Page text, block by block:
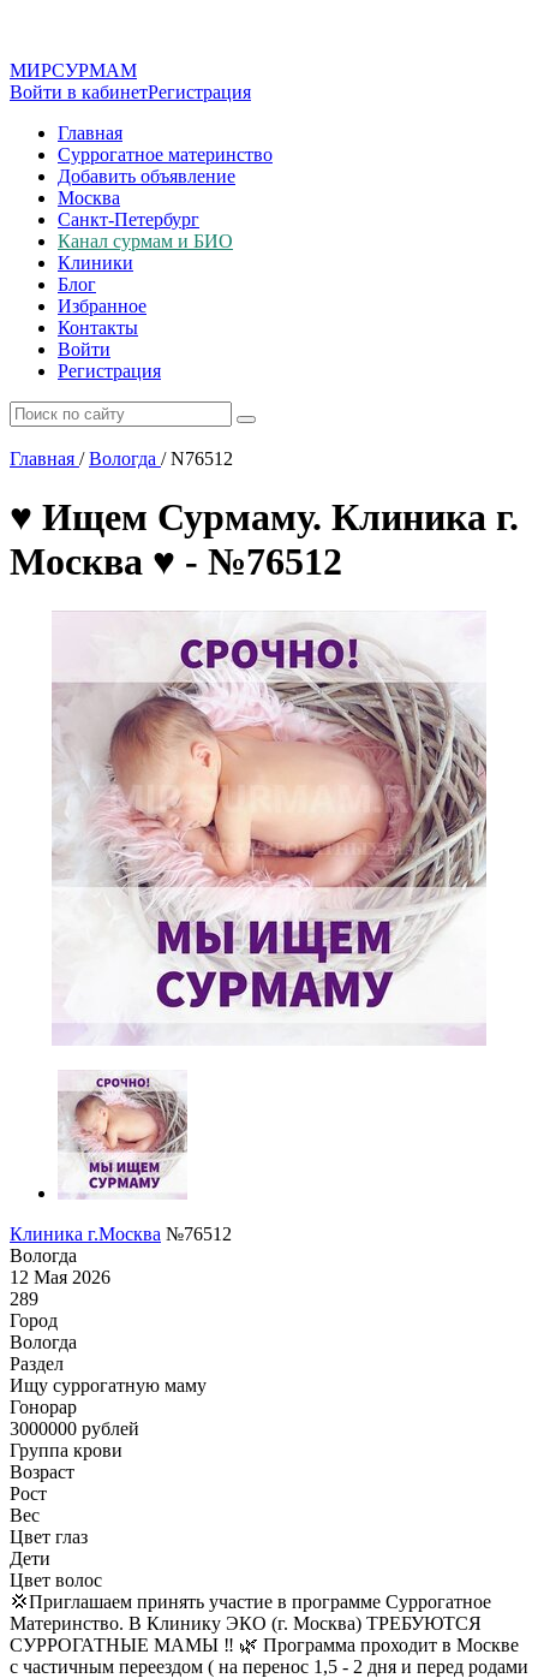
МИРСУРМАМ
Войти в кабинетРегистрация
Главная
Суррогатное материнство
Добавить объявление
Москва
Санкт-Петербург
Канал сурмам и БИО
Клиники
Блог
Избранное
Контакты
Войти
Регистрация
Главная / Вологда /N76512
♥️ Ищем Сурмаму. Клиника г.
Москва ♥️ - №76512
Клиника г.Москва №76512
Вологда
12 Мая 2026
289
Город
Вологда
Раздел
Ищу суррогатную маму
Гонoрар
3000000 рублей
Группа крови
Возраст
Рост
Вес
Цвет глаз
Дети
Цвет волос
💢Приглашаем принять участие в программе Суррогатное
Материнство. В Клинику ЭКО (г. Москва) ТРЕБУЮТСЯ
СУРРОГАТНЫЕ МАМЫ ‼ 🌿 Программа проходит в Москве
с частичным переездом ( на перенос 1,5 - 2 дня и перед родами